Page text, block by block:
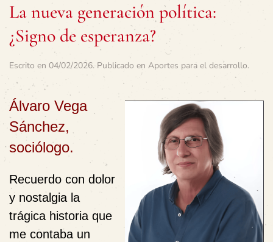
La nueva generación política:
¿Signo de esperanza?
Escrito en 04/02/2026. Publicado en Aportes para el desarrollo.
Álvaro Vega
Sánchez,
sociólogo.
Recuerdo con dolor
y nostalgia la
trágica historia que
me contaba un